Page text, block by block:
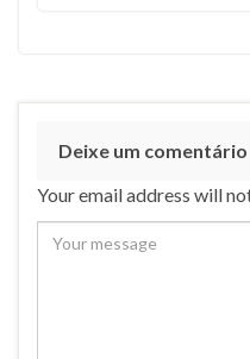
Deixe um comentário
Your email address will